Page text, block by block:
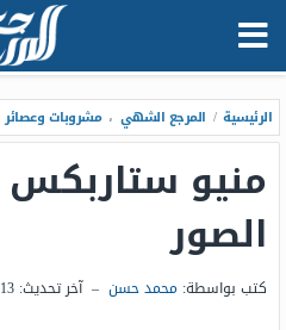
الرئيسية / المرجع الشهي ، مشروبات وعصائر
الصور
كتب بواسطة: محمد حسن – آخر تحديث: 13 يناير 2026 - 10:25ص